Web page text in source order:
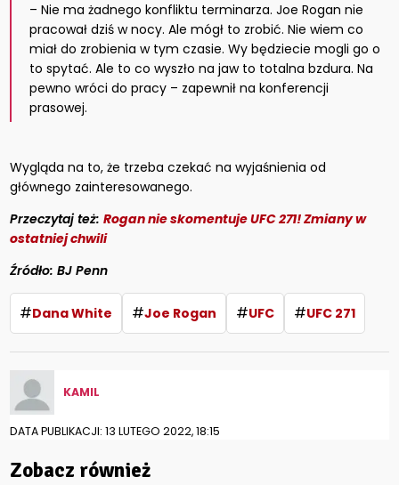
– Nie ma żadnego konfliktu terminarza. Joe Rogan nie
pracował dziś w nocy. Ale mógł to zrobić. Nie wiem co
miał do zrobienia w tym czasie. Wy będziecie mogli go o
to spytać. Ale to co wyszło na jaw to totalna bzdura. Na
pewno wróci do pracy – zapewnił na konferencji
prasowej.
Wygląda na to, że trzeba czekać na wyjaśnienia od
głównego zainteresowanego.
Przeczytaj też:Rogan nie skomentuje UFC 271! Zmiany w
ostatniej chwili
Źródło: BJ Penn
#Dana White #Joe Rogan #UFC #UFC 271
KAMIL
DATA PUBLIKACJI: 13 LUTEGO 2022, 18:15
Zobacz również